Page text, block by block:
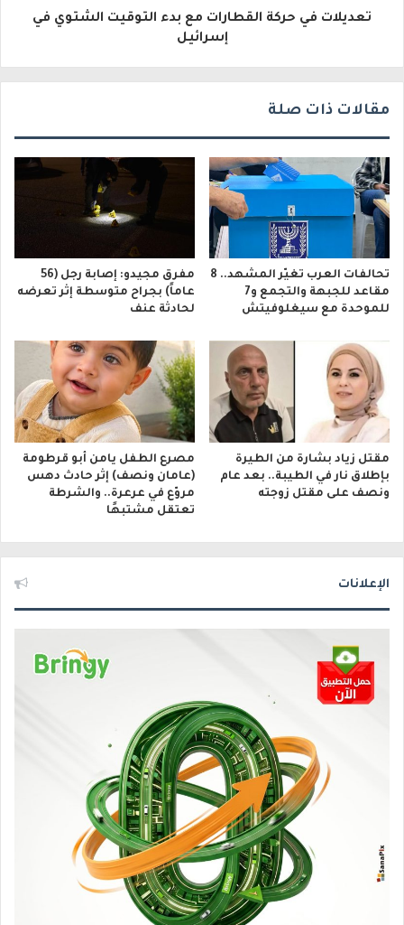
تعديلات في حركة القطارات مع بدء التوقيت الشتوي في
إسرائيل
مقالات ذات صلة
تحالفات العرب تغيّر المشهد.. 8
مقاعد للجبهة والتجمع و7
للموحدة مع سيغلوفيتش
مفرق مجيدو: إصابة رجل (56
عاماً) بجراح متوسطة إثر تعرضه
لحادثة عنف
مقتل زياد بشارة من الطيرة
بإطلاق نار في الطيبة.. بعد عام
ونصف على مقتل زوجته
مصرع الطفل يامن أبو قرطومة
(عامان ونصف) إثر حادث دهس
مروّع في عرعرة.. والشرطة
تعتقل مشتبهًا
الإعلانات